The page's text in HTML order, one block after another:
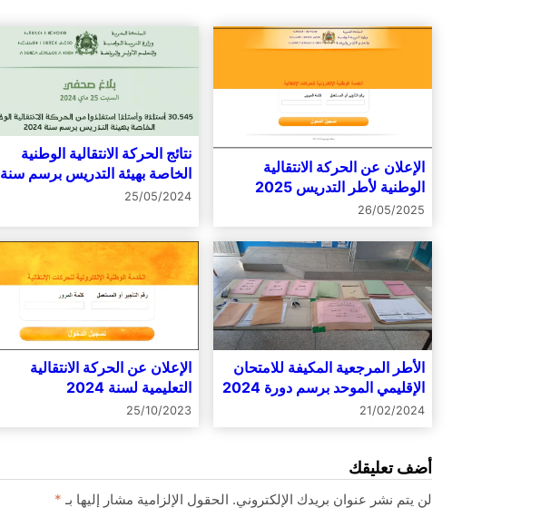
الإعلان عن الحركة الانتقالية
الوطنية لأطر التدريس 2025
26/05/2025
نتائج الحركة الانتقالية الوطنية
الخاصة بهيئة التدريس برسم سنة
2024
25/05/2024
الأطر المرجعية المكيفة للامتحان
الإقليمي الموحد برسم دورة 2024
21/02/2024
الإعلان عن الحركة الانتقالية
التعليمية لسنة 2024
25/10/2023
أضف تعليقك
لن يتم نشر عنوان بريدك الإلكتروني. الحقول الإلزامية مشار إليها بـ *